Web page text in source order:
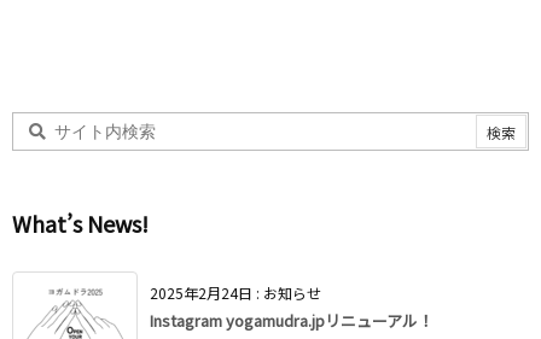
What’s News!
2025年2月24日 : お知らせ
Instagram yogamudra.jpリニューアル！